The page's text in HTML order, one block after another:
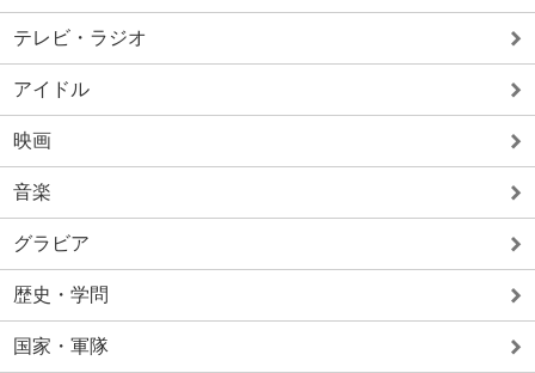
テレビ・ラジオ
アイドル
映画
音楽
グラビア
歴史・学問
国家・軍隊